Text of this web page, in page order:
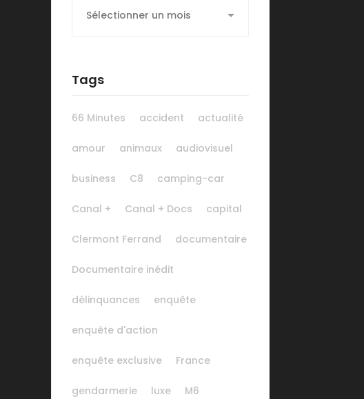
Tags
66 Minutes accident actualité
amour animaux audiovisuel
business C8 camping-car
Canal + Canal + Docs capital
Clermont Ferrand documentaire
Documentaire inédit
délinquances enquête
enquête d'action
enquête exclusive France
gendarmerie luxe M6